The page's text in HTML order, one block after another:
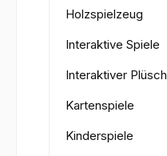
Holzspielzeug
Interaktive Spiele
Interaktiver Plüsch
Kartenspiele
Kinderspiele